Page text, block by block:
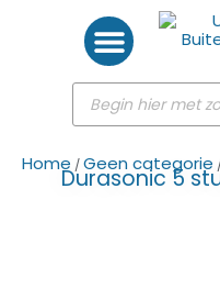
Home /Geen categorie
Durasonic 5